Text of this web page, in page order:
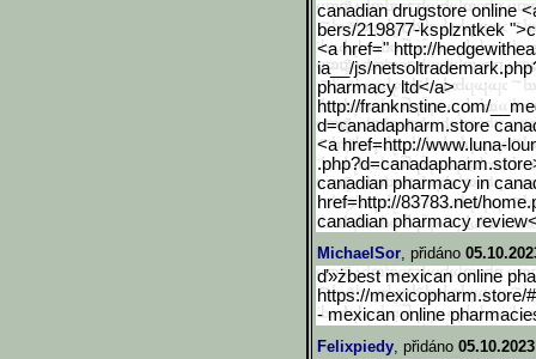
canadian drugstore online
bers/219877-ksplzntkek
<a href=" http://
ia__/js/
pharmacy ltd</a>
http://franknstine.com/__
d=canadapharm.store
<a href=http://www.luna-
canadian pharmacy in
href=http://83783.net/
canadian pharmacy
MichaelSor, přidáno
ď»żbest mexican online
https://mexicopharm.store/
- mexican online
Felixpiedy, přidáno